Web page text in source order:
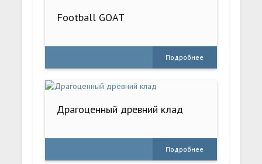
Football GOAT
Подробнее
Драгоценный древний клад
Подробнее